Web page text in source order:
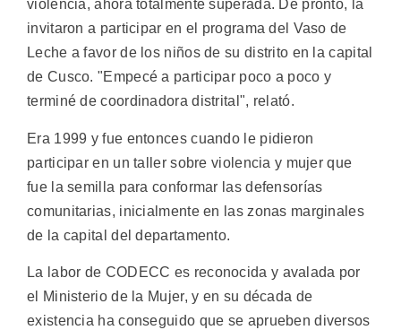
violencia, ahora totalmente superada. De pronto, la
invitaron a participar en el programa del Vaso de
Leche a favor de los niños de su distrito en la capital
de Cusco. "Empecé a participar poco a poco y
terminé de coordinadora distrital", relató.
Era 1999 y fue entonces cuando le pidieron
participar en un taller sobre violencia y mujer que
fue la semilla para conformar las defensorías
comunitarias, inicialmente en las zonas marginales
de la capital del departamento.
La labor de CODECC es reconocida y avalada por
el Ministerio de la Mujer, y en su década de
existencia ha conseguido que se aprueben diversos